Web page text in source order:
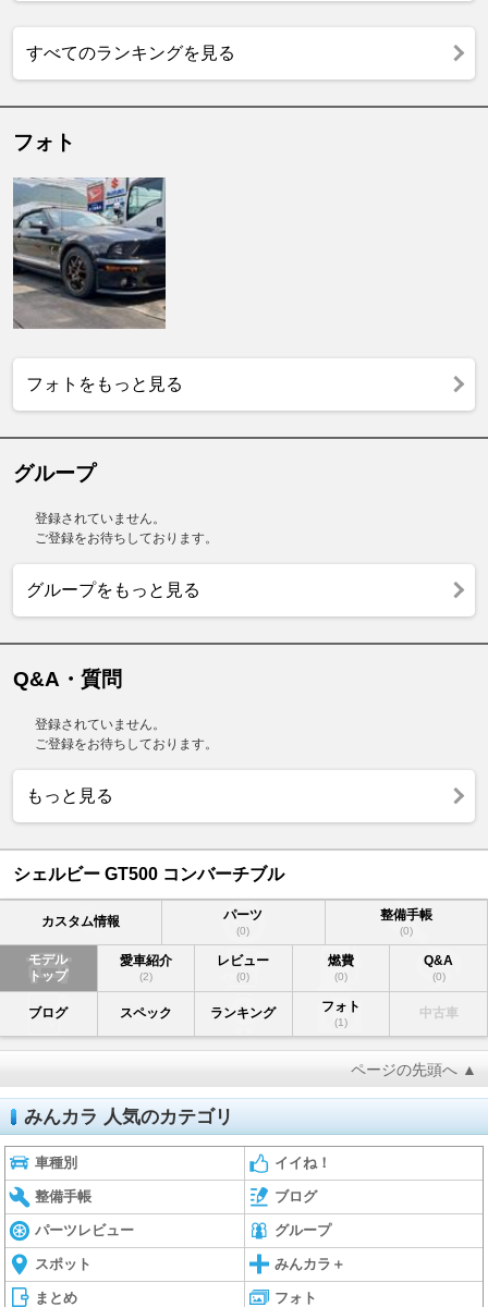
すべてのランキングを見る
フォト
フォトをもっと見る
グループ
登録されていません。
ご登録をお待ちしております。
グループをもっと見る
Q&A・質問
登録されていません。
ご登録をお待ちしております。
もっと見る
シェルビー GT500 コンバーチブル
カスタム情報 パーツ
(0)
整備手帳
(0)
モデル
トップ
愛車紹介
(2)
レビュー
(0)
燃費
(0)
Q&A
(0)
ブログ スペック ランキング フォト
(1)
中古車
ページの先頭へ ▲
みんカラ 人気のカテゴリ
車種別 イイね！
整備手帳 ブログ
パーツレビュー グループ
スポット みんカラ＋
まとめ フォト